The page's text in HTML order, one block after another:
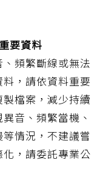
要資料
頻繁斷線或無法
，請依資料重要
檔案，減少持續
音、頻繁當機、
情況，不建議嘗
，請委託專業公